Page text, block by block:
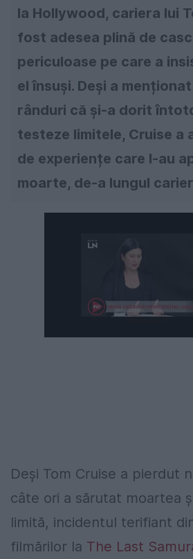
la Hollywood, cariera lui
fost adesea plină de
periculoase pe care a
el însuși. Deși a
rânduri că și-a dorit
testeze limitele, Cruise a
de experiențe care l-au
moarte, de-a lungul
Deși Tom Cruise a pierdut
câte ori a sărutat moartea
limită, incidentul terifiant
filmărilor la The Last